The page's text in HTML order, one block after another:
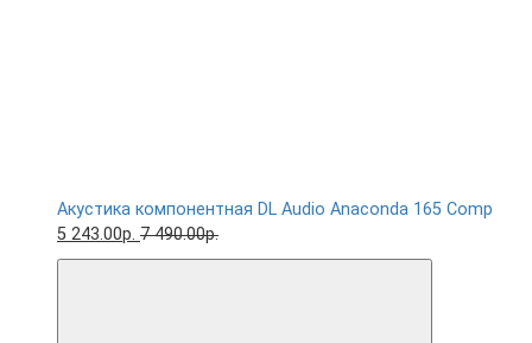
Акустика компонентная DL Audio Anaconda 165 Comp
5 243.00р. 7 490.00р.